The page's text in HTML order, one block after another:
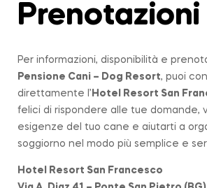
Prenotazioni
Per informazioni, disponibilità e
Pensione Cani – Dog Resort, puoi
direttamente l’ Hotel Resort San
felici di rispondere alle tue domande,
esigenze del tuo cane e aiutarti a
soggiorno nel modo più semplice e
Hotel Resort San Francesco